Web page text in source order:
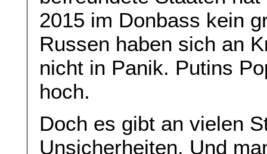
2015 im Donbass kein
Russen haben sich an
nicht in Panik. Putins
hoch.
Doch es gibt an vielen
Unsicherheiten. Und